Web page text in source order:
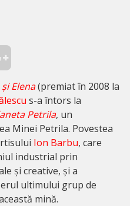
Elena(premiat în 2008 la
s-a întors la
Petrila, un
Minei Petrila. Povestea
Ion Barbu, care
industrial prin
și creative, și a
ultimului grup de
mină.